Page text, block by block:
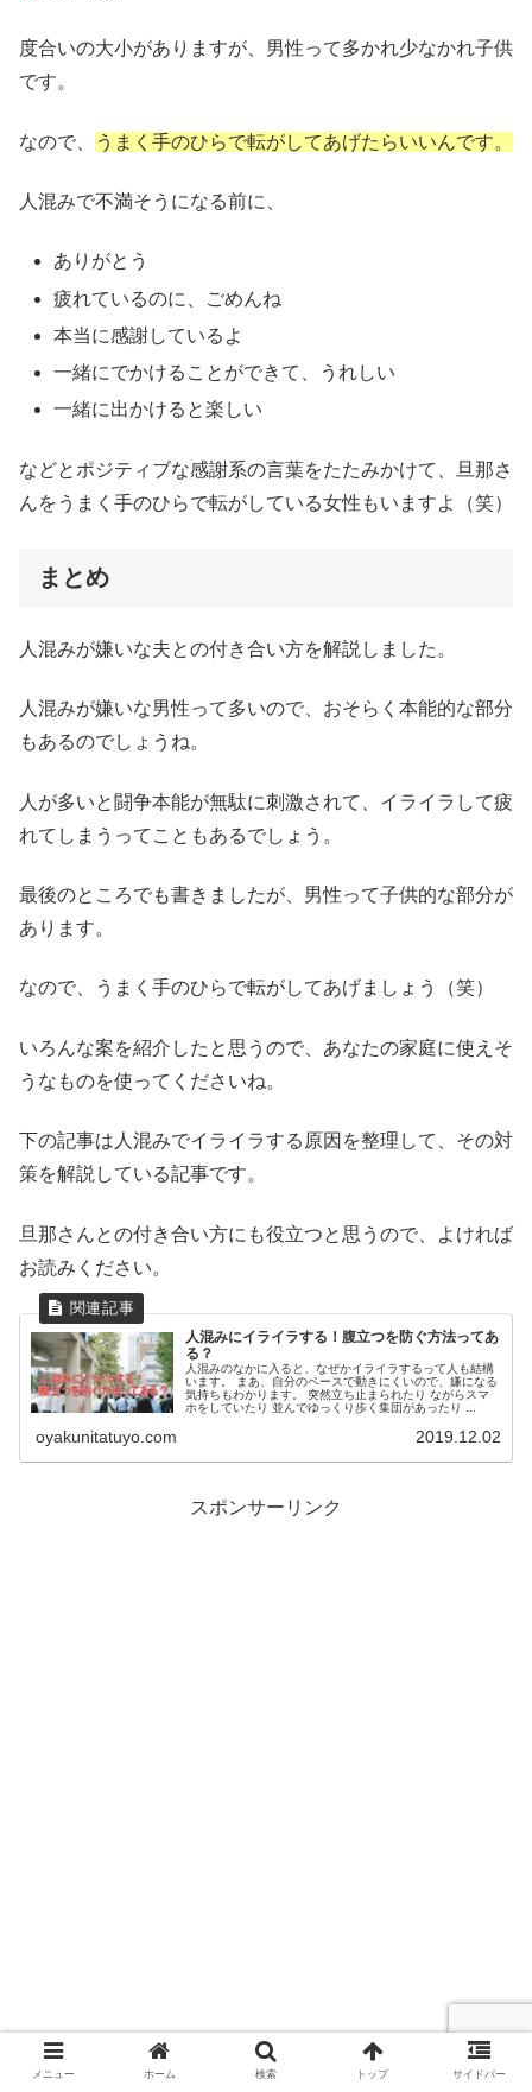
度合いの大小がありますが、男性って多かれ少なかれ子供
です。
なので、 うまく手のひらで転がしてあげたらいいんです。
人混みで不満そうになる前に、
ありがとう
疲れているのに、ごめんね
本当に感謝しているよ
一緒にでかけることができて、うれしい
一緒に出かけると楽しい
などとポジティブな感謝系の言葉をたたみかけて、旦那さ
んをうまく手のひらで転がしている女性もいますよ（笑）
まとめ
人混みが嫌いな夫との付き合い方を解説しました。
人混みが嫌いな男性って多いので、おそらく本能的な部分
もあるのでしょうね。
人が多いと闘争本能が無駄に刺激されて、イライラして疲
れてしまうってこともあるでしょう。
最後のところでも書きましたが、男性って子供的な部分が
あります。
なので、うまく手のひらで転がしてあげましょう（笑）
いろんな案を紹介したと思うので、あなたの家庭に使えそ
うなものを使ってくださいね。
下の記事は人混みでイライラする原因を整理して、その対
策を解説している記事です。
旦那さんとの付き合い方にも役立つと思うので、よければ
お読みください。
人混みにイライラする！腹立つを防ぐ方法ってあ
る？
人混みのなかに入ると、なぜかイライラするって人も結構
います。 まあ、自分のペースで動きにくいので、嫌になる
気持ちもわかります。 突然立ち止まられたり ながらスマ
ホをしていたり 並んでゆっくり歩く集団があったり ...
oyakunitatuyo.com 2019.12.02
スポンサーリンク
メニュー ホーム 検索 トップ サイドバー